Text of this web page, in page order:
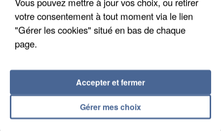
LES DONNÉES DE 300 000 CLIENTS DÉROBÉES À
INTERMARCHÉ APRÈS UNE...
votre consentement à tout moment via le lien
"Gérer les cookies" situé en bas de chaque
page.
Gérer mes choix
Accepter et fermer